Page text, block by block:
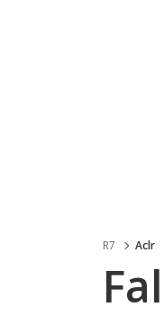
R7 Aclr